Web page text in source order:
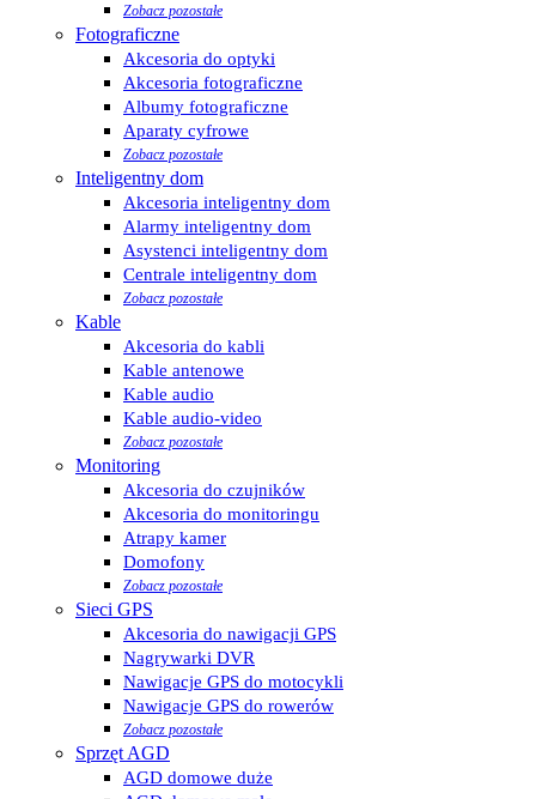
Zobacz pozostałe
Fotograficzne
Akcesoria do optyki
Akcesoria fotograficzne
Albumy fotograficzne
Aparaty cyfrowe
Zobacz pozostałe
Inteligentny dom
Akcesoria inteligentny dom
Alarmy inteligentny dom
Asystenci inteligentny dom
Centrale inteligentny dom
Zobacz pozostałe
Kable
Akcesoria do kabli
Kable antenowe
Kable audio
Kable audio-video
Zobacz pozostałe
Monitoring
Akcesoria do czujników
Akcesoria do monitoringu
Atrapy kamer
Domofony
Zobacz pozostałe
Sieci GPS
Akcesoria do nawigacji GPS
Nagrywarki DVR
Nawigacje GPS do motocykli
Nawigacje GPS do rowerów
Zobacz pozostałe
Sprzęt AGD
AGD domowe duże